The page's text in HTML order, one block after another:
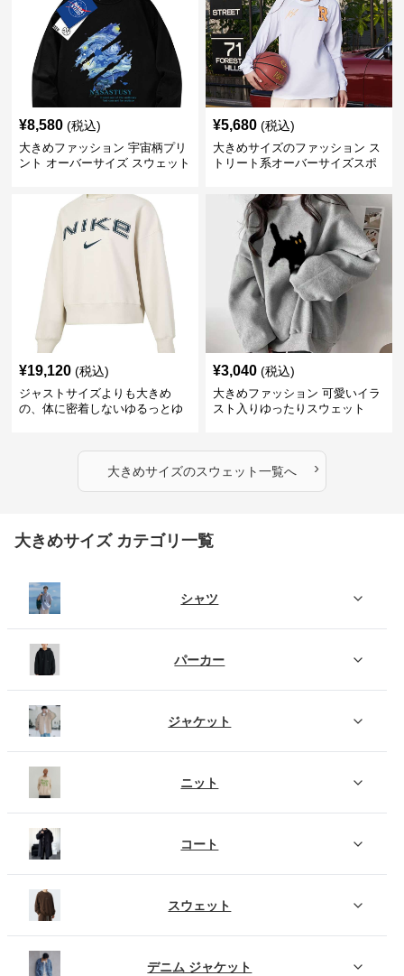
¥8,580 (税込)
大きめファッション 宇宙柄プリ
ント オーバーサイズ スウェット
¥5,680 (税込)
大きめサイズのファッション ス
トリート系オーバーサイズスポ
¥19,120 (税込)
ジャストサイズよりも大きめ
の、体に密着しないゆるっとゆ
スウェット
¥3,040 (税込)
大きめファッション 可愛いイラ
スト入りゆったりスウェット
大きめサイズのスウェット一覧へ ›
大きめサイズ カテゴリ一覧
シャツ
パーカー
ジャケット
ニット
コート
スウェット
デニム ジャケット